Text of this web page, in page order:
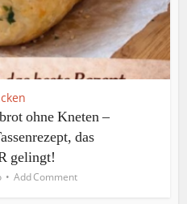
ohne Kneten –
das
gelingt!
Add Comment